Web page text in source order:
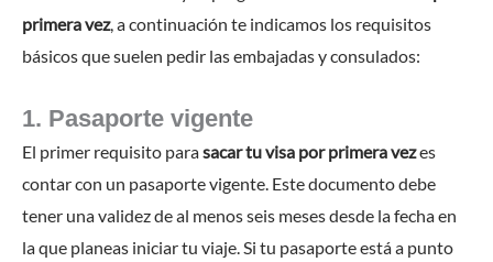
primera vez, a continuación te indicamos los requisitos
básicos que suelen pedir las embajadas y consulados:
1. Pasaporte vigente
El primer requisito parasacar tu visa por primera vezes
contar con un pasaporte vigente. Este documento debe
tener una validez de al menos seis meses desde la fecha en
la que planeas iniciar tu viaje. Si tu pasaporte está a punto